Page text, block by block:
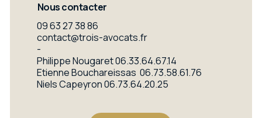
Nous contacter
09 63 27 38 86
contact@trois-avocats.fr
-
Philippe Nougaret06.33.64.67.14
Etienne Bouchareissas06.73.58.61.76
Niels Capeyron06.73.64.20.25